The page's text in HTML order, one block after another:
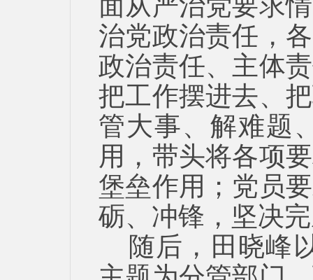
治党政治责任，
政治责任、主体
把工作摆进去、
管大事、解难题
用，带头将各项
堡垒作用；党员
砺、冲锋，坚决
随后，田晓峰